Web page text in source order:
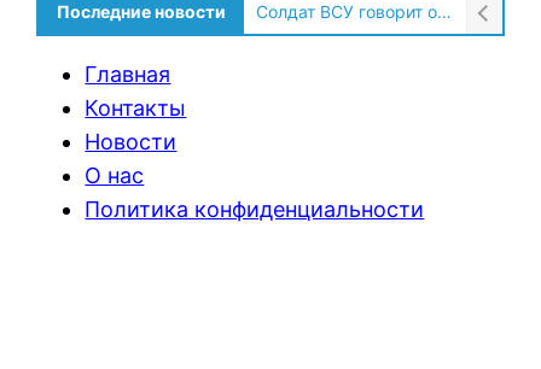
Последние новости Солдат ВСУ говорит о том, чтобы продавали топливо для ремонта техники в Угледаре
Главная
Контакты
Новости
О нас
Политика конфиденциальности